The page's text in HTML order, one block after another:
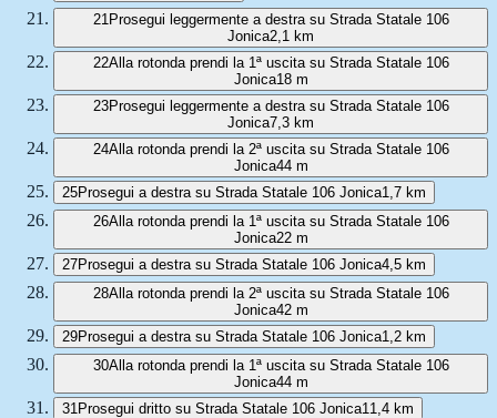
21 Prosegui leggermente a destra su Strada Statale 106
Jonica2,1 km
22Alla rotonda prendi la 1ª uscita su Strada Statale 106
Jonica18 m
23Prosegui leggermente a destra su Strada Statale 106
Jonica7,3 km
24Alla rotonda prendi la 2ª uscita su Strada Statale 106
Jonica44 m
25Prosegui a destra su Strada Statale 106 Jonica1,7 km
26Alla rotonda prendi la 1ª uscita su Strada Statale 106
Jonica22 m
27Prosegui a destra su Strada Statale 106 Jonica4,5 km
28Alla rotonda prendi la 2ª uscita su Strada Statale 106
Jonica42 m
29Prosegui a destra su Strada Statale 106 Jonica1,2 km
30Alla rotonda prendi la 1ª uscita su Strada Statale 106
Jonica44 m
31 Prosegui dritto su Strada Statale 106 Jonica11,4 km